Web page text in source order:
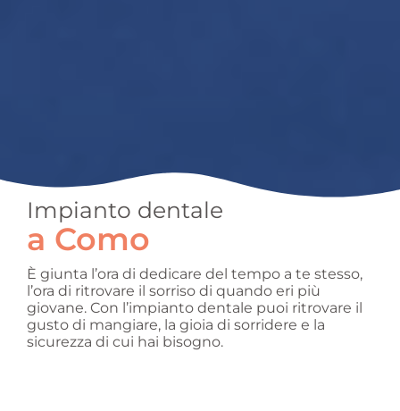
Impianto dentale
a Como
È giunta l’ora di dedicare del tempo a te stesso,
l’ora di ritrovare il sorriso di quando eri più
giovane. Con l’impianto dentale puoi ritrovare il
gusto di mangiare, la gioia di sorridere e la
sicurezza di cui hai bisogno.